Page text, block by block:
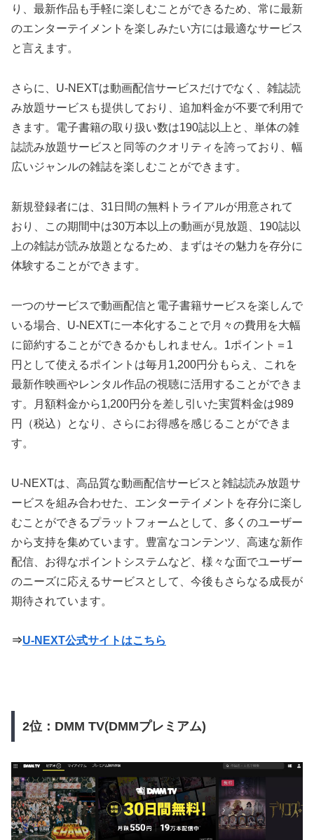
り、最新作品も手軽に楽しむことができるため、常に最新
のエンターテイメントを楽しみたい方には最適なサービス
と言えます。
さらに、U-NEXTは動画配信サービスだけでなく、雑誌読
み放題サービスも提供しており、追加料金が不要で利用で
きます。電子書籍の取り扱い数は190誌以上と、単体の雑
誌読み放題サービスと同等のクオリティを誇っており、幅
広いジャンルの雑誌を楽しむことができます。
新規登録者には、31日間の無料トライアルが用意されて
おり、この期間中は30万本以上の動画が見放題、190誌以
上の雑誌が読み放題となるため、まずはその魅力を存分に
体験することができます。
一つのサービスで動画配信と電子書籍サービスを楽しんで
いる場合、U-NEXTに一本化することで月々の費用を大幅
に節約することができるかもしれません。1ポイント＝1
円として使えるポイントは毎月1,200円分もらえ、これを
最新作映画やレンタル作品の視聴に活用することができま
す。月額料金から1,200円分を差し引いた実質料金は989
円（税込）となり、さらにお得感を感じることができま
す。
U-NEXTは、高品質な動画配信サービスと雑誌読み放題サ
ービスを組み合わせた、エンターテイメントを存分に楽し
むことができるプラットフォームとして、多くのユーザー
から支持を集めています。豊富なコンテンツ、高速な新作
配信、お得なポイントシステムなど、様々な面でユーザー
のニーズに応えるサービスとして、今後もさらなる成長が
期待されています。
⇒U-NEXT公式サイトはこちら
2位：DMM TV(DMMプレミアム)